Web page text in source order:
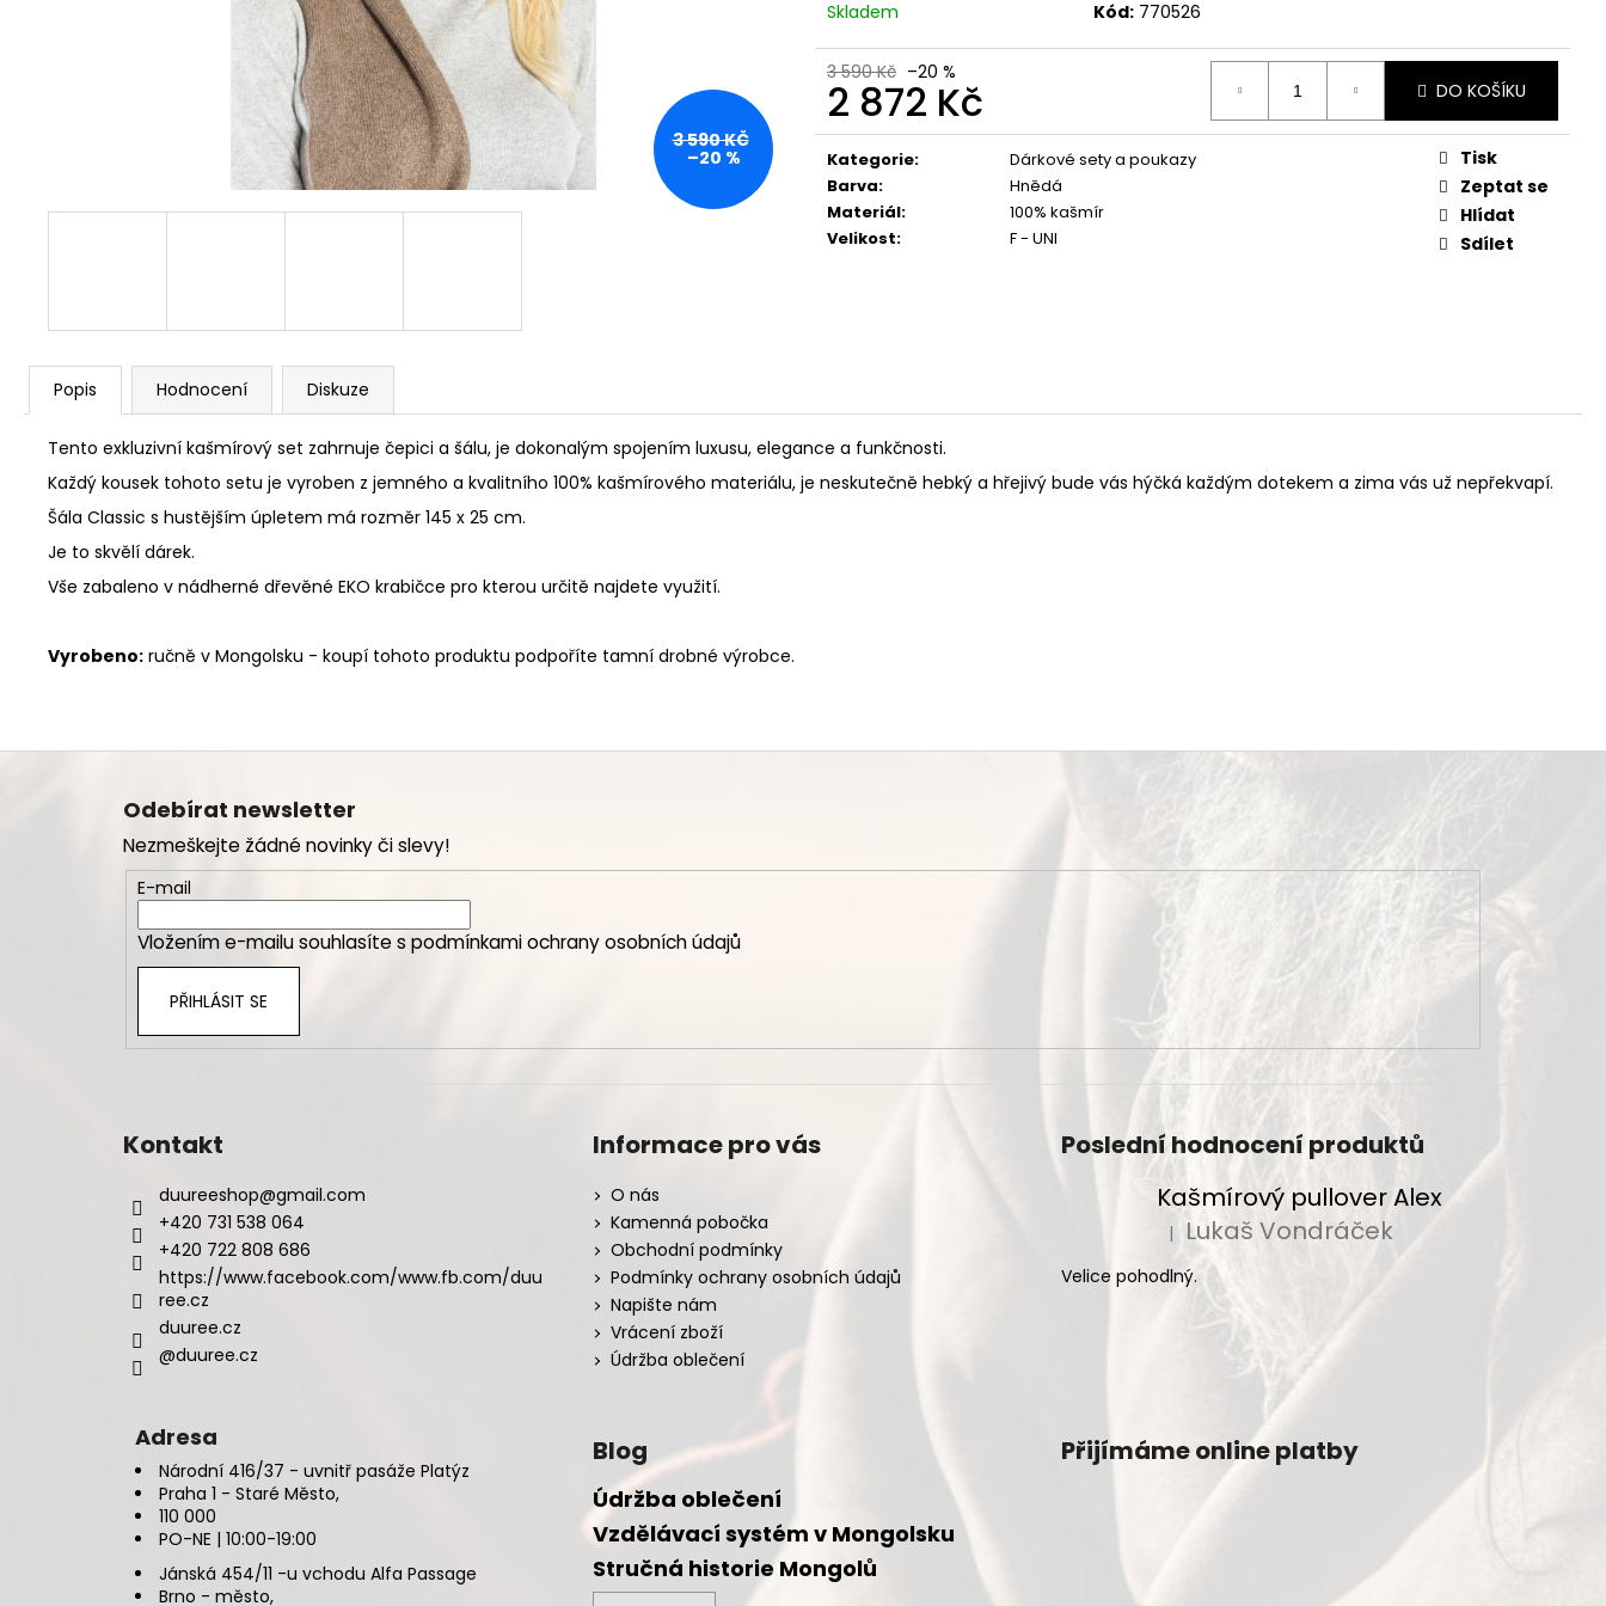
Skladem Kód: 770526
3 590 Kč –20 %
2 872 Kč
Měrná
cena:
DO KOŠÍKU
Kategorie:
Dárkové sety a poukazy
Barva:
Hnědá
Materiál:
100% kašmír
Velikost: F - UNI
Tisk
Zeptat se
Hlídat
Sdílet
3 590 KČ
–20 %
Popis Hodnocení Diskuze
Tento exkluzivní kašmírový set zahrnuje čepici a šálu, je dokonalým spojením luxusu, elegance a funkčnosti.
Každý kousek tohoto setu je vyroben z jemného a kvalitního 100% kašmírového materiálu, je neskutečně hebký a hřejivý bude vás hýčká každým dotekem a zima vás už nepřekvapí.
Šála Classic s hustějším úpletem má rozměr 145 x 25 cm.
Je to skvělí dárek.
Vše zabaleno v nádherné dřevěné EKO krabičce pro kterou určitě najdete využití.
Vyrobeno: ručně v Mongolsku - koupí tohoto produktu podpoříte tamní drobné výrobce.
Z
Odebírat newsletter
Nezmeškejte žádné novinky či slevy!
E-mail
Vložením e-mailu souhlasíte spodmínkami ochrany osobních údajů
PŘIHLÁSIT SE
Kontakt
duureeshop@gmail.com
+420 731 538 064
+420 722 808 686
https://www.facebook.com/www.fb.com/duu
ree.cz
duuree.cz
@duuree.cz
Informace pro vás
O nás
Kamenná pobočka
Obchodní podmínky
Podmínky ochrany osobních údajů
Napište nám
Vrácení zboží
Údržba oblečení
Poslední hodnocení produktů
Kašmírový pullover Alex
Hodnocení produktu je 5 z 5 hvězdiček.
| Lukaš Vondráček
Velice pohodlný.
Adresa
Národní 416/37 - uvnitř pasáže Platýz
Praha 1 - Staré Město,
110 000
PO-NE | 10:00-19:00
Jánská 454/11 -u vchodu Alfa Passage
Brno - město,
Blog
Údržba oblečení
Vzdělávací systém v Mongolsku
Stručná historie Mongolů
Přijímáme online platby